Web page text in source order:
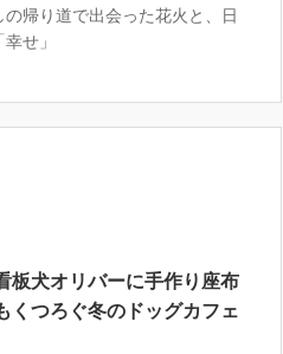
帰り道で出会った花火と、日
せ」
板犬オリバーに手作り座布
くつろぐ冬のドッグカフェ